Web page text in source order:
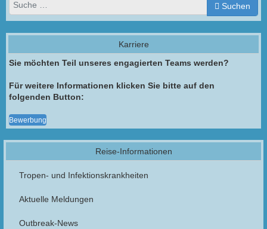
Suchen
Karriere
Sie möchten Teil unseres engagierten Teams werden?
Für weitere Informationen klicken Sie bitte auf den
folgenden Button:
Bewerbung
Reise-Informationen
Tropen- und Infektionskrankheiten
Aktuelle Meldungen
Outbreak-News